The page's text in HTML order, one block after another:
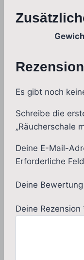
Es gibt noch
Schreibe die
„Räucherschale
Deine E-Mail-
Erforderliche
Deine Bewertung
Deine Rezension